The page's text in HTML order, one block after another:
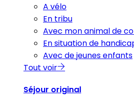
A vélo
En tribu
Avec mon animal de
En situation de
Avec de jeunes enfants
Tout voir
Séjour original